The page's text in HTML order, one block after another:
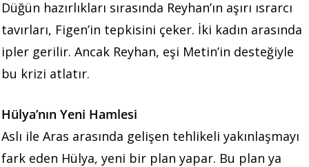
Düğün hazırlıkları sırasında Reyhan’ın aşırı ısrarcı
tavırları, Figen’in tepkisini çeker. İki kadın arasında
ipler gerilir. Ancak Reyhan, eşi Metin’in desteğiyle
bu krizi atlatır.
Hülya’nın Yeni Hamlesi
Aslı ile Aras arasında gelişen tehlikeli yakınlaşmayı
fark eden Hülya, yeni bir plan yapar. Bu plan ya